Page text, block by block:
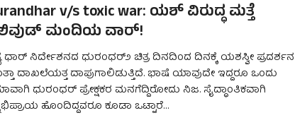
v/s toxic war: ಯಶ್ ವಿರುದ್ಧ ಮತ್ತೆ
ಮಂದಿಯ ವಾರ್!
ಧಾರ್ ನಿರ್ದೇಶನದ ಧುರಂಧರ್೨ ಚಿತ್ರ ದಿನದಿಂದ ದಿನಕ್ಕೆ ಯಶಸ್ವೀ ಪ್ರದರ್ಶನ
ದಾಖಲೆಯತ್ತ ದಾಪುಗಾಲಿಡುತ್ತಿದೆ. ಭಾಷೆ ಯಾವುದೇ ಇದ್ದರೂ ಒಂದು
ಧುರಂಧರ್ ಪ್ರೇಕ್ಷಕರ ಮನಗೆದ್ದಿರೋದು ನಿಜ. ಸೈದ್ಧಾಂತಿಕವಾಗಿ
ಹೊಂದಿದ್ದವರೂ ಕೂಡಾ ಒಟ್ಟಾರೆ…